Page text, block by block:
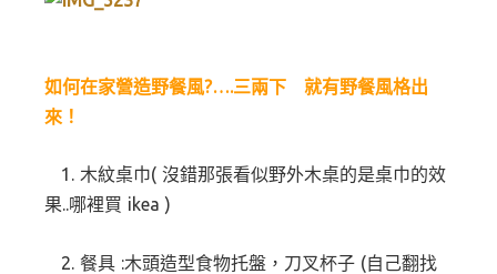
如何在家營造野餐風?….三兩下 就有野餐風格出
來！
1. 木紋桌巾( 沒錯那張看似野外木桌的是桌巾的效
果..哪裡買 ikea )
2. 餐具 :木頭造型食物托盤，刀叉杯子 (自己翻找